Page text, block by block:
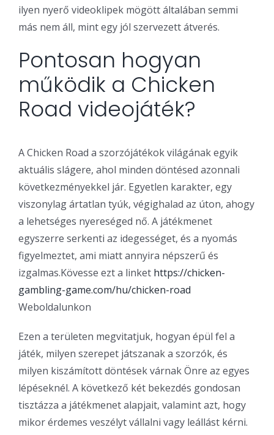
ilyen nyerő videoklipek mögött általában semmi
más nem áll, mint egy jól szervezett átverés.
Pontosan hogyan
működik a Chicken
Road videojáték?
A Chicken Road a szorzójátékok világának egyik
aktuális slágere, ahol minden döntésed azonnali
következményekkel jár. Egyetlen karakter, egy
viszonylag ártatlan tyúk, végighalad az úton, ahogy
a lehetséges nyereséged nő. A játékmenet
egyszerre serkenti az idegességet, és a nyomás
figyelmeztet, ami miatt annyira népszerű és
izgalmas.Kövesse ezt a linket https://chicken-
gambling-game.com/hu/chicken-road
Weboldalunkon
Ezen a területen megvitatjuk, hogyan épül fel a
játék, milyen szerepet játszanak a szorzók, és
milyen kiszámított döntések várnak Önre az egyes
lépéseknél. A következő két bekezdés gondosan
tisztázza a játékmenet alapjait, valamint azt, hogy
mikor érdemes veszélyt vállalni vagy leállást kérni.